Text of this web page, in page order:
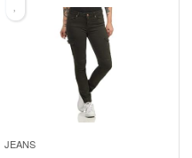
JEANS